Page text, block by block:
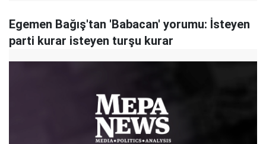
Egemen Bağış'tan 'Babacan' yorumu: İsteyen
parti kurar isteyen turşu kurar